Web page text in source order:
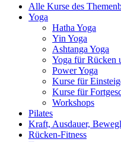
Alle Kurse des
Yoga
Hatha Yoga
Yin Yoga
Ashtanga Yoga
Yoga für Rücken
Power Yoga
Kurse für
Kurse für
Workshops
Pilates
Kraft, Ausdauer,
Rücken-Fitness